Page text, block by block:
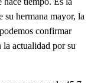
su hermana mayor, la
confirmar
la actualidad por su